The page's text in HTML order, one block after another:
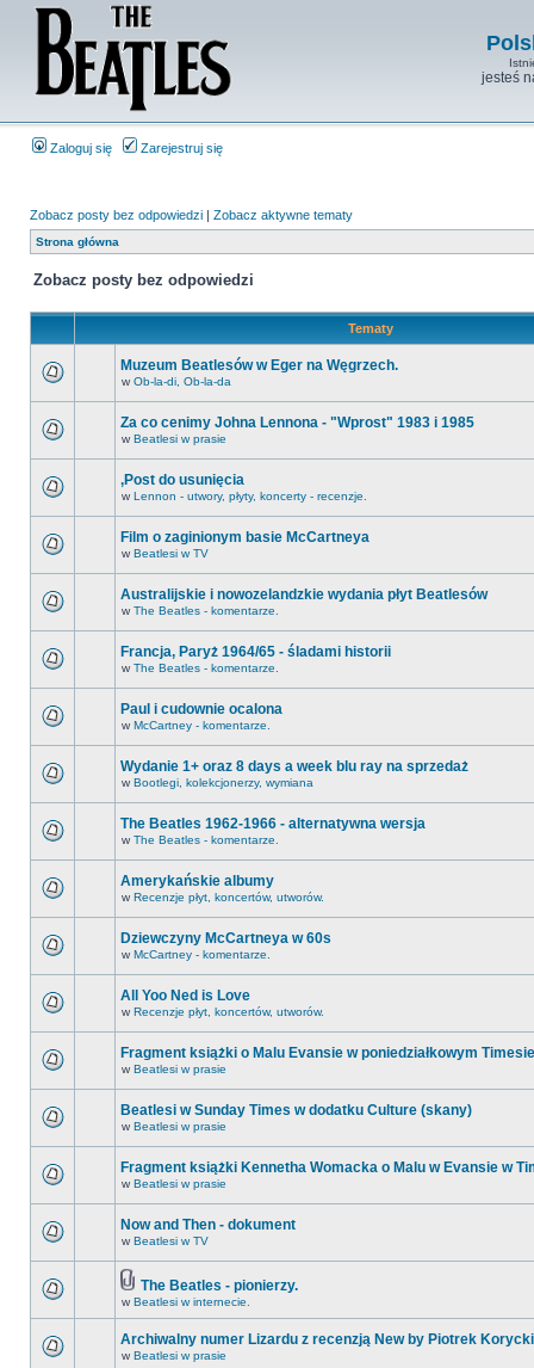
jesteś
Zaloguj się Zarejestruj się
Zobacz posty bez odpowiedzi | Zobacz aktywne tematy
Strona główna
Zobacz posty bez odpowiedzi
Tematy
Muzeum Beatlesów w Eger na Węgrzech.
w Ob-la-di, Ob-la-da
Za co cenimy Johna Lennona - "Wprost" 1983 i 1985
w Beatlesi w prasie
,Post do usunięcia
w Lennon - utwory, płyty, koncerty - recenzje.
Film o zaginionym basie McCartneya
w Beatlesi w TV
Australijskie i nowozelandzkie wydania płyt Beatlesów
w The Beatles - komentarze.
Francja, Paryż 1964/65 - śladami historii
w The Beatles - komentarze.
Paul i cudownie ocalona
w McCartney - komentarze.
Wydanie 1+ oraz 8 days a week blu ray na sprzedaż
w Bootlegi, kolekcjonerzy, wymiana
The Beatles 1962-1966 - alternatywna wersja
w The Beatles - komentarze.
Amerykańskie albumy
w Recenzje płyt, koncertów, utworów.
Dziewczyny McCartneya w 60s
w McCartney - komentarze.
All Yoo Ned is Love
w Recenzje płyt, koncertów, utworów.
Fragment książki o Malu Evansie w poniedziałkowym Timesie
w Beatlesi w prasie
Beatlesi w Sunday Times w dodatku Culture (skany)
w Beatlesi w prasie
Fragment książki Kennetha Womacka o Malu w Evansie w
w Beatlesi w prasie
Now and Then - dokument
w Beatlesi w TV
The Beatles - pionierzy.
w Beatlesi w internecie.
Archiwalny numer Lizardu z recenzją New by Piotrek Korycki
w Beatlesi w prasie